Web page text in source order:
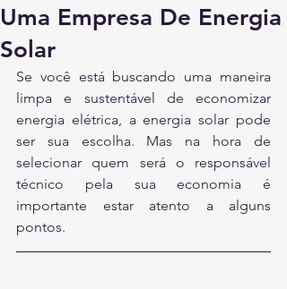
Uma Empresa De Energia
Solar
Se você está buscando uma maneira
limpa e sustentável de economizar
energia elétrica, a energia solar pode
ser sua escolha. Mas na hora de
selecionar quem será o responsável
técnico pela sua economia é
importante estar atento a alguns
pontos.